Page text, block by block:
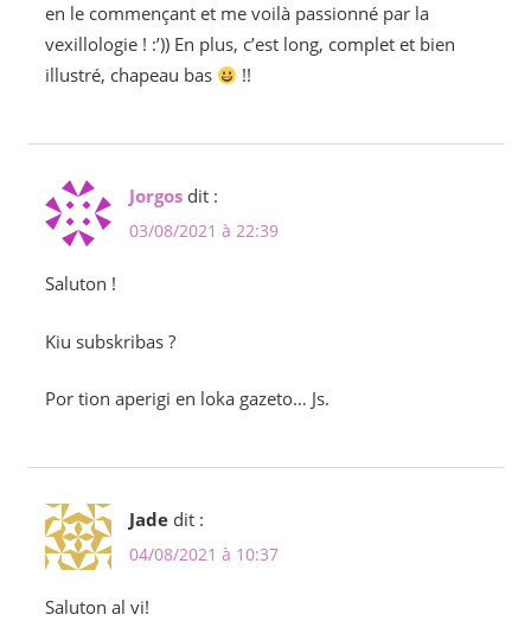
en le commençant et me voilà passionné par la
vexillologie ! :’)) En plus, c’est long, complet et bien
illustré, chapeau bas
!!
Jorgos dit :
03/08/2021 à 22:39
Saluton !
Kiu subskribas ?
Por tion aperigi en loka gazeto… Js.
Jade dit :
04/08/2021 à 10:37
Saluton al vi!